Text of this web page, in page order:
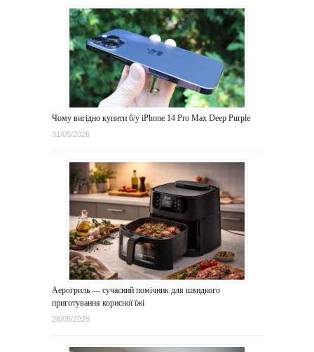
Чому вигідно купити б/у iPhone 14 Pro Max Deep Purple
31/05/2026
Аерогриль — сучасний помічник для швидкого
приготування корисної їжі
28/05/2026